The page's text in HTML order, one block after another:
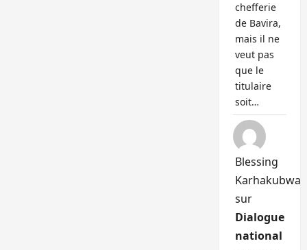
chefferie
de Bavira,
mais il ne
veut pas
que le
titulaire
soit…
Blessing
Karhakubwa
sur
Dialogue
national